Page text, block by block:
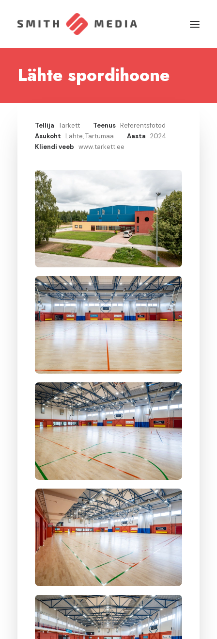
Esileht
Kliendid
Võta ühendust
Lähte spordihoone
Tellija Tarkett Teenus Referentsfotod
Asukoht
Lähte, Tartumaa Aasta 2024
Kliendi veeb www.tarkett.ee